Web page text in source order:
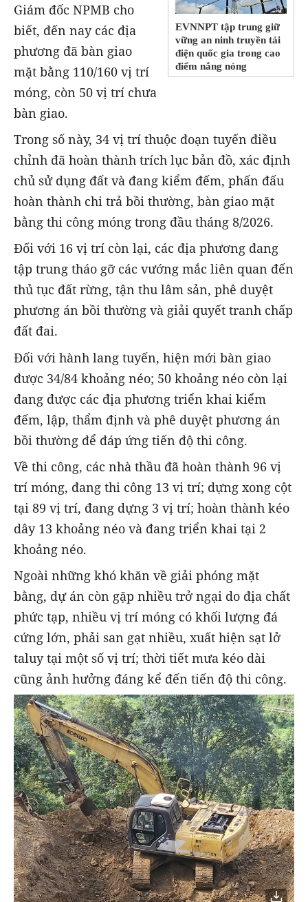
EVNNPT tập trung giữ
vững an ninh truyền tải
điện quốc gia trong cao
điểm nắng nóng
Giám đốc NPMB cho
biết, đến nay các địa
phương đã bàn giao
mặt bằng 110/160 vị trí
móng, còn 50 vị trí chưa
bàn giao.
Trong số này, 34 vị trí thuộc đoạn tuyến điều
chỉnh đã hoàn thành trích lục bản đồ, xác định
chủ sử dụng đất và đang kiểm đếm, phấn đấu
hoàn thành chi trả bồi thường, bàn giao mặt
bằng thi công móng trong đầu tháng 8/2026.
Đối với 16 vị trí còn lại, các địa phương đang
tập trung tháo gỡ các vướng mắc liên quan đến
thủ tục đất rừng, tận thu lâm sản, phê duyệt
phương án bồi thường và giải quyết tranh chấp
đất đai.
Đối với hành lang tuyến, hiện mới bàn giao
được 34/84 khoảng néo; 50 khoảng néo còn lại
đang được các địa phương triển khai kiểm
đếm, lập, thẩm định và phê duyệt phương án
bồi thường để đáp ứng tiến độ thi công.
Về thi công, các nhà thầu đã hoàn thành 96 vị
trí móng, đang thi công 13 vị trí; dựng xong cột
tại 89 vị trí, đang dựng 3 vị trí; hoàn thành kéo
dây 13 khoảng néo và đang triển khai tại 2
khoảng néo.
Ngoài những khó khăn về giải phóng mặt
bằng, dự án còn gặp nhiều trở ngại do địa chất
phức tạp, nhiều vị trí móng có khối lượng đá
cứng lớn, phải san gạt nhiều, xuất hiện sạt lở
taluy tại một số vị trí; thời tiết mưa kéo dài
cũng ảnh hưởng đáng kể đến tiến độ thi công.